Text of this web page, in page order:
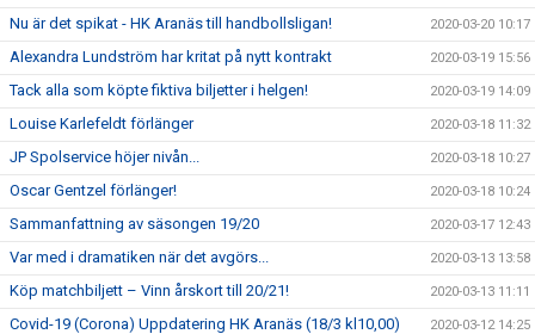
Nu är det spikat - HK Aranäs till handbollsligan! 2020-03-20 10:17
Alexandra Lundström har kritat på nytt kontrakt 2020-03-19 15:56
Tack alla som köpte fiktiva biljetter i helgen! 2020-03-19 14:09
Louise Karlefeldt förlänger 2020-03-18 11:32
JP Spolservice höjer nivån... 2020-03-18 10:27
Oscar Gentzel förlänger! 2020-03-18 10:24
Sammanfattning av säsongen 19/20 2020-03-17 12:43
Var med i dramatiken när det avgörs... 2020-03-13 13:58
Köp matchbiljett – Vinn årskort till 20/21! 2020-03-13 11:11
Covid-19 (Corona) Uppdatering HK Aranäs (18/3 kl10,00) 2020-03-12 14:25